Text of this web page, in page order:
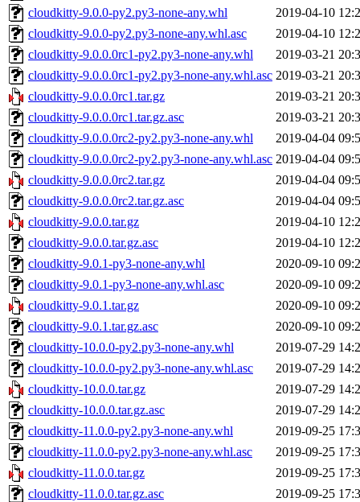
cloudkitty-9.0.0-py2.py3-none-any.whl
2019-04-10
cloudkitty-9.0.0-py2.py3-none-any.whl.asc
2019-04-10
cloudkitty-9.0.0.0rc1-py2.py3-none-any.whl
2019-03-21
cloudkitty-9.0.0.0rc1-py2.py3-none-any.whl.asc 2019-03-21
cloudkitty-9.0.0.0rc1.tar.gz
2019-03-21
cloudkitty-9.0.0.0rc1.tar.gz.asc
2019-03-21
cloudkitty-9.0.0.0rc2-py2.py3-none-any.whl
2019-04-04
cloudkitty-9.0.0.0rc2-py2.py3-none-any.whl.asc 2019-04-04
cloudkitty-9.0.0.0rc2.tar.gz
2019-04-04
cloudkitty-9.0.0.0rc2.tar.gz.asc
2019-04-04
cloudkitty-9.0.0.tar.gz
2019-04-10
cloudkitty-9.0.0.tar.gz.asc
2019-04-10
cloudkitty-9.0.1-py3-none-any.whl
2020-09-10
cloudkitty-9.0.1-py3-none-any.whl.asc
2020-09-10
cloudkitty-9.0.1.tar.gz
2020-09-10
cloudkitty-9.0.1.tar.gz.asc
2020-09-10
cloudkitty-10.0.0-py2.py3-none-any.whl
2019-07-29
cloudkitty-10.0.0-py2.py3-none-any.whl.asc
2019-07-29
cloudkitty-10.0.0.tar.gz
2019-07-29
cloudkitty-10.0.0.tar.gz.asc
2019-07-29
cloudkitty-11.0.0-py2.py3-none-any.whl
2019-09-25
cloudkitty-11.0.0-py2.py3-none-any.whl.asc
2019-09-25
cloudkitty-11.0.0.tar.gz
2019-09-25
cloudkitty-11.0.0.tar.gz.asc
2019-09-25